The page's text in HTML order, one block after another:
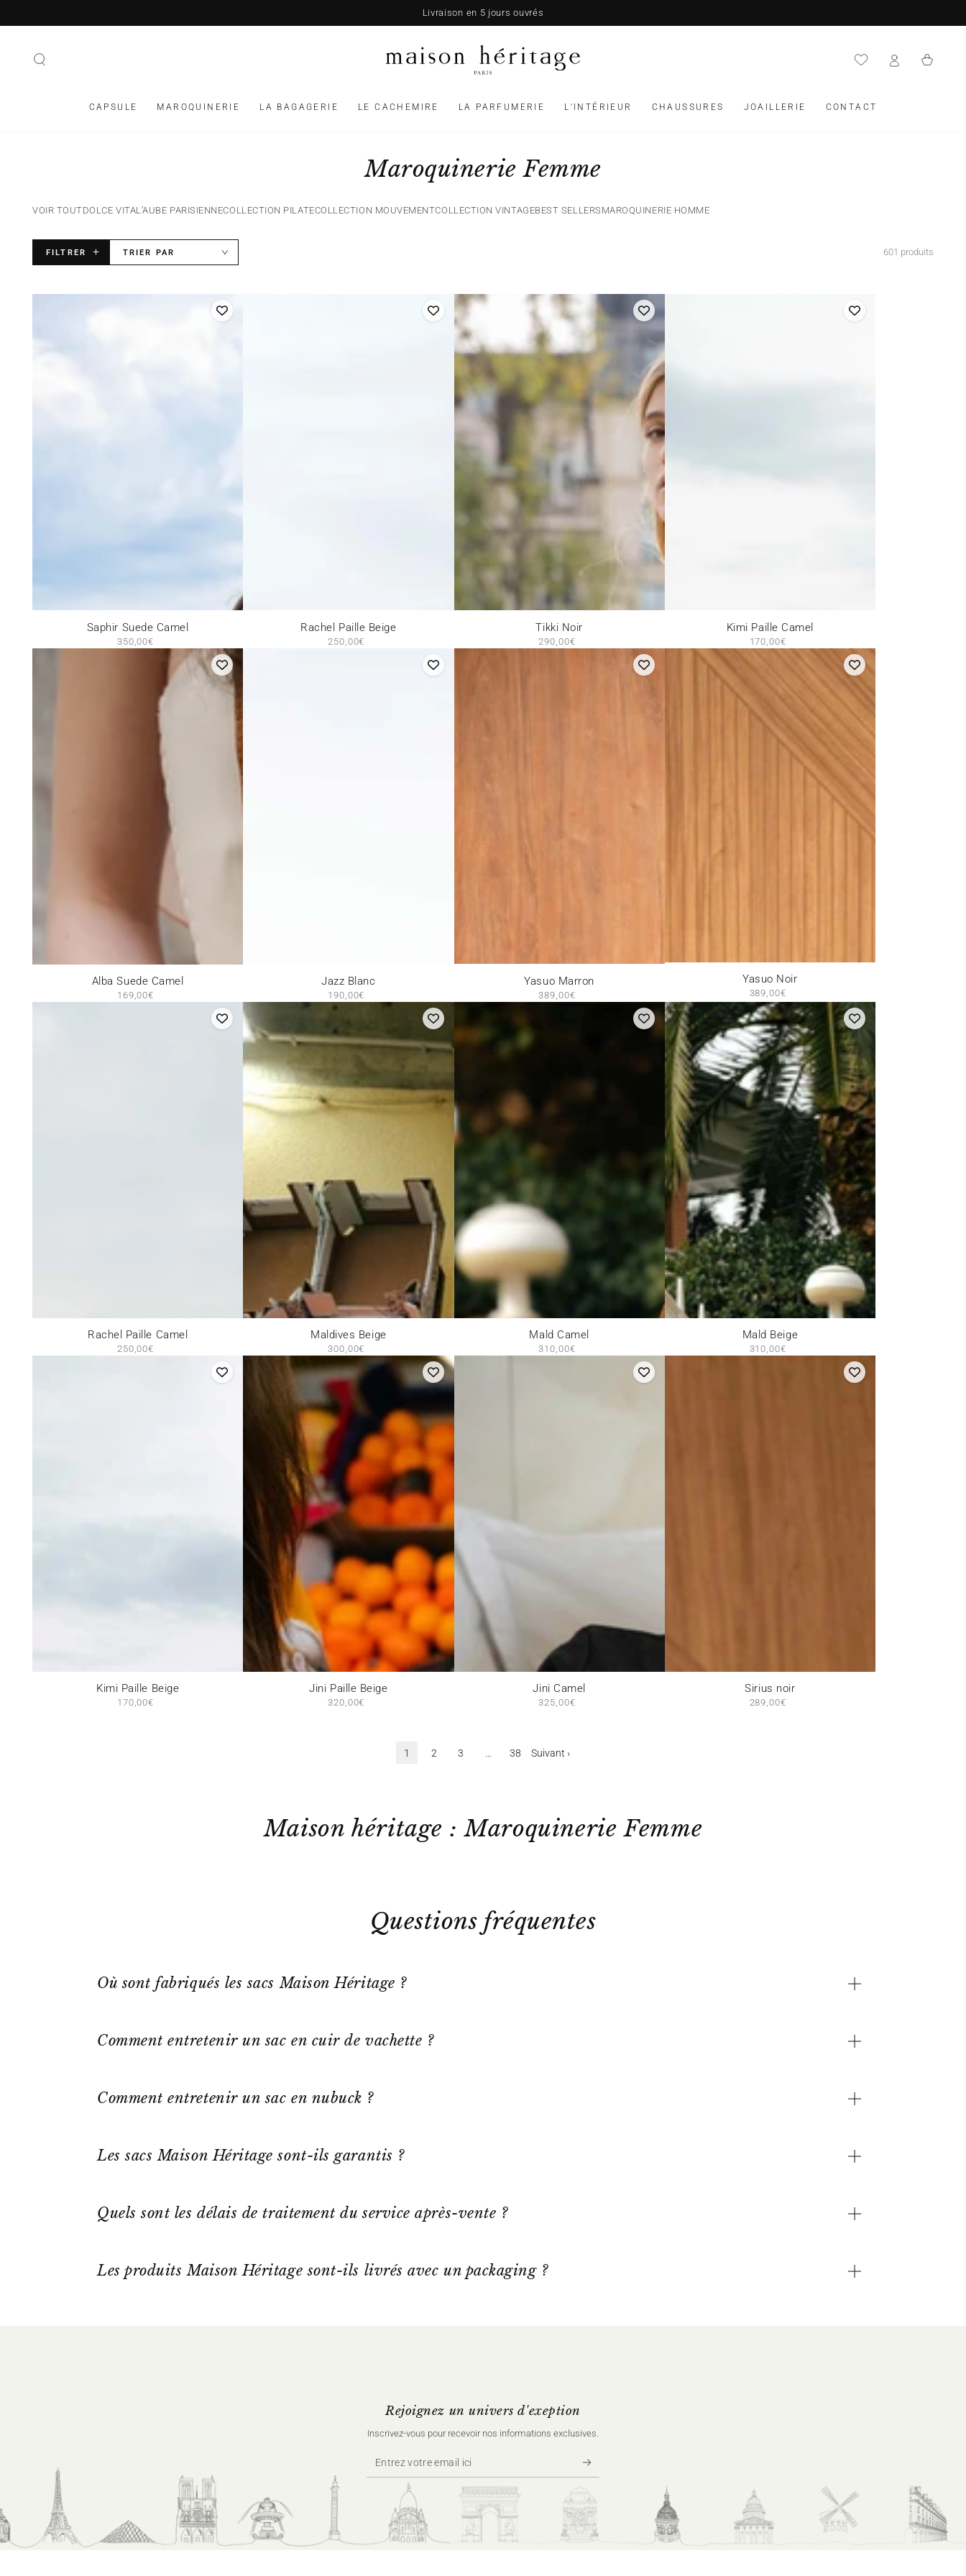
Livraison en 5 jours ouvrés
CAPSULE MAROQUINERIE LA BAGAGERIE LE CACHEMIRE LA PARFUMERIE L'INTÉRIEUR CHAUSSURES JOAILLERIE CONTACT
Panier
Collection:
Maroquinerie Femme
VOIR TOUTDOLCE VITAL’AUBE PARISIENNECOLLECTION PILATECOLLECTION MOUVEMENTCOLLECTION VINTAGEBEST SELLERS MAROQUINERIE HOMME
FILTRER TRIER PAR 601 produits
Suede
Saphir Suede Camel
Prix
normal
350,00€
Paille
Rachel Paille Beige
Prix
250,00€
Noir
Tikki Noir
Prix
290,00€
Paille
Kimi Paille Camel
Prix
normal
170,00€
Suede
Alba Suede Camel
Prix
169,00€
Blanc
Jazz Blanc
Prix
190,00€
Marron
Yasuo Marron
Prix
389,00€
Yasuo Noir
Prix
normal
389,00€
Paille
Rachel Paille Camel
Prix
250,00€
Beige
Maldives Beige
Prix
normal
300,00€
Camel
Mald Camel
Prix
310,00€
Beige
Mald Beige
Prix
310,00€
Kimi Paille Beige
Prix
170,00€
Jini Paille Beige
Prix
320,00€
Jini Camel
Prix
325,00€
Sirius noir
Prix
289,00€
1 2 3 … 38 Suivant ›
Maison héritage : Maroquinerie Femme
Questions fréquentes
Où sont fabriqués les sacs Maison Héritage ?
Comment entretenir un sac en cuir de vachette ?
Comment entretenir un sac en nubuck ?
Les sacs Maison Héritage sont-ils garantis ?
Quels sont les délais de traitement du service après-vente ?
Les produits Maison Héritage sont-ils livrés avec un packaging ?
Rejoignez un univers d'exeption
Inscrivez‑vous pour recevoir nos informations exclusives.
Entrez
votre